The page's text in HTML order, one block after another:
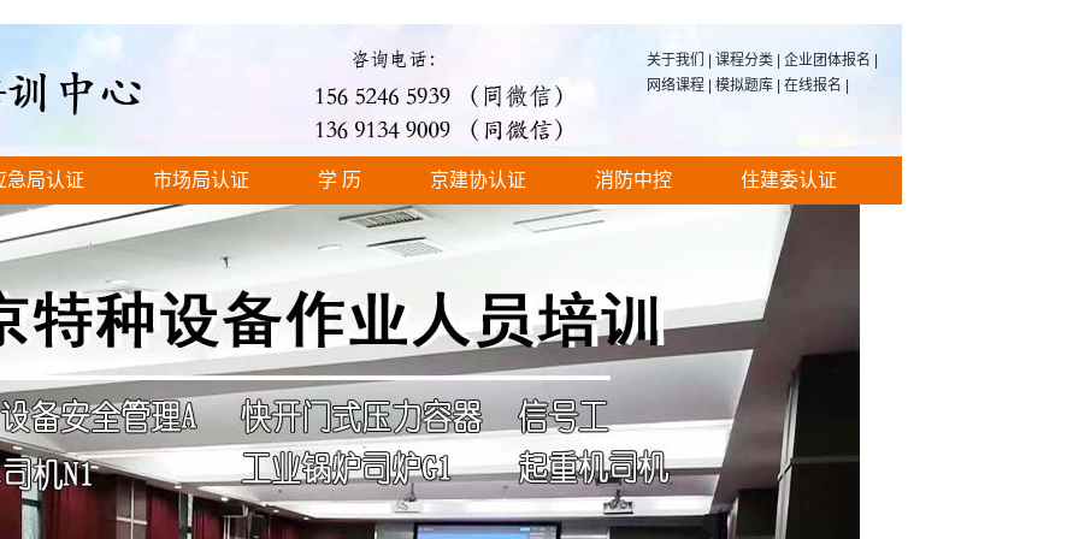
关于我们 课程分类| 企业团体报名
网络课程| 模拟题库| 在线报名
急局认证 市场局认证 学 历 京建协认证 消防中控 住建委认证